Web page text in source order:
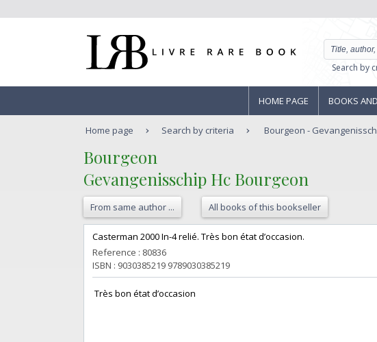
Search by
HOME PAGE BOOKS
Home page Search by criteria Bourgeon -
‎Bourgeon‎
‎Gevangenisschip Hc Bourgeon‎
From same author ... All books of this bookseller
‎Casterman 2000 In-4 relié. Très bon état d’occasion.‎
Reference : 80836
ISBN : 9030385219 9789030385219
‎ Très bon état d’occasion ‎